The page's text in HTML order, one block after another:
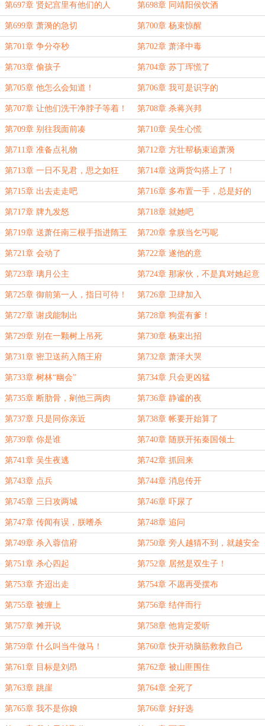
第697章 贤妃宫里有他们的人 第698章 同靖阳侯饮酒
第699章 萧漪的急切 第700章 杨束惊醒
第701章 争分夺秒 第702章 萧泽中毒
第703章 偷孩子 第704章 苏丁珲慌了
第705章 他怎么会知道！ 第706章 我可是识字的
第707章 让他们洗干净脖子等着！ 第708章 杀蒋兴邦
第709章 别往我面前凑 第710章 吴生心慌
第711章 准备点礼物 第712章 方壮帮杨束追萧漪
第713章 一日不见君，思之如狂 第714章 这两货勾搭上了！
第715章 出去走走吧 第716章 多布置一手，总是好的
第717章 牌九发怒 第718章 就她吧
第719章 送萧任南三根手指进隋王
府
第720章 拿朕当乞丐呢
第721章 会动了 第722章 遂他的意
第723章 璃月公主 第724章 那家伙，不是真对她起意
了吧？
第725章 御前第一人，指日可待！ 第726章 卫肆加入
第727章 谢戌能制出 第728章 狗蛋有爹！
第729章 别在一颗树上吊死 第730章 杨束出招
第731章 密卫送药入隋王府 第732章 萧泽大哭
第733章 树林“幽会” 第734章 只会更凶猛
第735章 断肋骨，剜他三两肉 第736章 静谧的夜
第737章 只是同你亲近 第738章 帐要开始算了
第739章 你是谁 第740章 随朕开拓秦国领土
第741章 吴生夜逃 第742章 抓回来
第743章 点兵 第744章 消息传开
第745章 三日攻两城 第746章 吓尿了
第747章 传闻有误，朕嗜杀 第748章 追问
第749章 杀入蓉信府 第750章 旁人越猜不到，就越安全
第751章 杀心四起 第752章 居然是双生子！
第753章 齐迢出走 第754章 不愿再受摆布
第755章 被缠上 第756章 结伴而行
第757章 摊开说 第758章 他肯定爱听
第759章 什么叫当牛做马！ 第760章 快开动脑筋救救自己
第761章 目标是刘昂 第762章 被山匪围住
第763章 跳崖 第764章 全死了
第765章 我不是你娘 第766章 好好选